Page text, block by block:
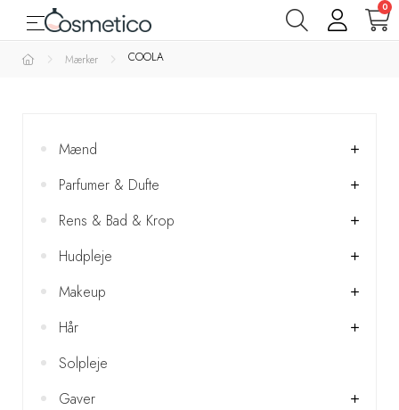
0
Toggle navigation
☰
Mærker COOLA
Mænd
Parfumer & Dufte
Rens & Bad & Krop
Hudpleje
Makeup
Hår
Solpleje
Gaver
Varemærker
Rens
Bad
Hudpleje
Makeup